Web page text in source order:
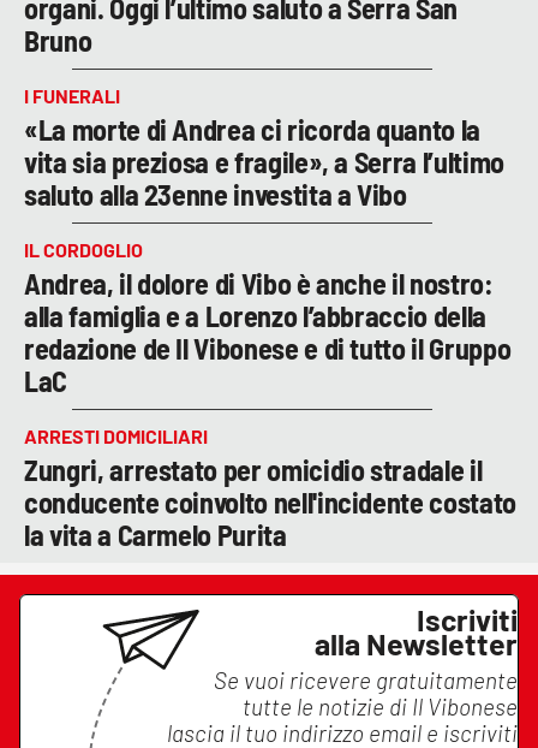
organi. Oggi l’ultimo saluto a Serra San
Bruno
I FUNERALI
«La morte di Andrea ci ricorda quanto la
vita sia preziosa e fragile», a Serra l’ultimo
saluto alla 23enne investita a Vibo
IL CORDOGLIO
Andrea, il dolore di Vibo è anche il nostro:
alla famiglia e a Lorenzo l’abbraccio della
redazione de Il Vibonese e di tutto il Gruppo
LaC
ARRESTI DOMICILIARI
Zungri, arrestato per omicidio stradale il
conducente coinvolto nell'incidente costato
la vita a Carmelo Purita
Iscriviti
alla Newsletter
Se vuoi ricevere gratuitamente
tutte le notizie di Il Vibonese
lascia il tuo indirizzo email e iscriviti